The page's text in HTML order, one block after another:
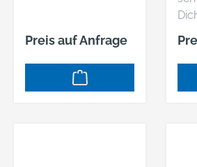
Preis auf Anfrage
10